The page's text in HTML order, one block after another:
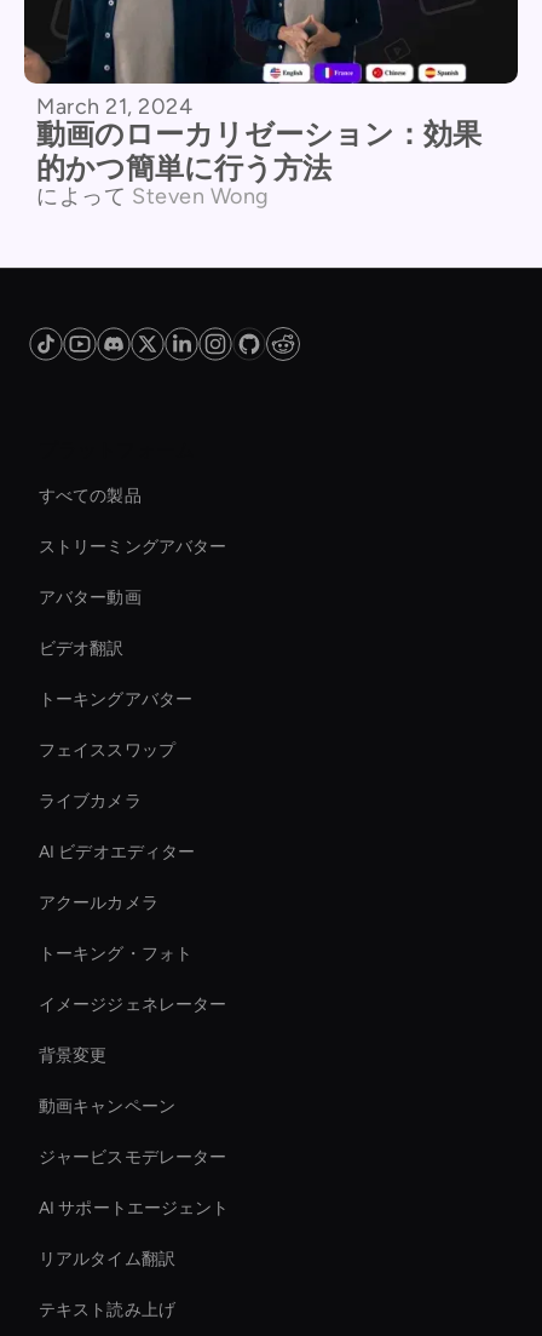
March 21, 2024
動画のローカリゼーション：効果
的かつ簡単に行う方法
によって Steven Wong
すべての製品
ストリーミングアバター
アバター動画
ビデオ翻訳
トーキングアバター
フェイススワップ
ライブカメラ
AI ビデオエディター
アクールカメラ
トーキング・フォト
イメージジェネレーター
背景変更
動画キャンペーン
ジャービスモデレーター
AI サポートエージェント
リアルタイム翻訳
テキスト読み上げ